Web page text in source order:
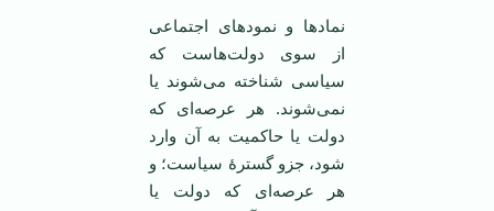
نماد‌ها و نمودهای اجتماعی
از سوی دولت‌هاست که
سیاسی شناخته می‌شوند یا
نمی‌شوند. هر عرصه‌ای که
دولت یا حاکمیت به آن وارد
شود، جزو گسترۀ سیاست؛ و
هر عرصه‌ای که دولت یا